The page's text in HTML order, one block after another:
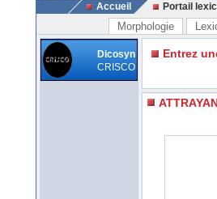
Accueil Portail
Morphologie
Dicosyn
CRISCO
Entrez